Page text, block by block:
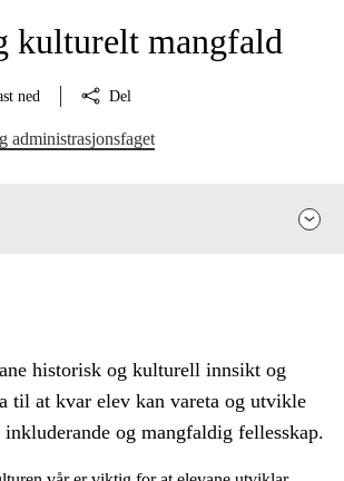
kulturelt mangfald
ned Del
administrasjonsfaget
historisk og kulturell innsikt og
til at kvar elev kan vareta og utvikle
og mangfaldig fellesskap.